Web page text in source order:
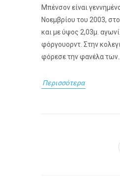
Μπένσον είναι
Νοεμβρίου του 2003,
και με ύψος 2,03μ.
φόργουορντ. Στην
φόρεσε την φανέλα των...
Περισσότερα